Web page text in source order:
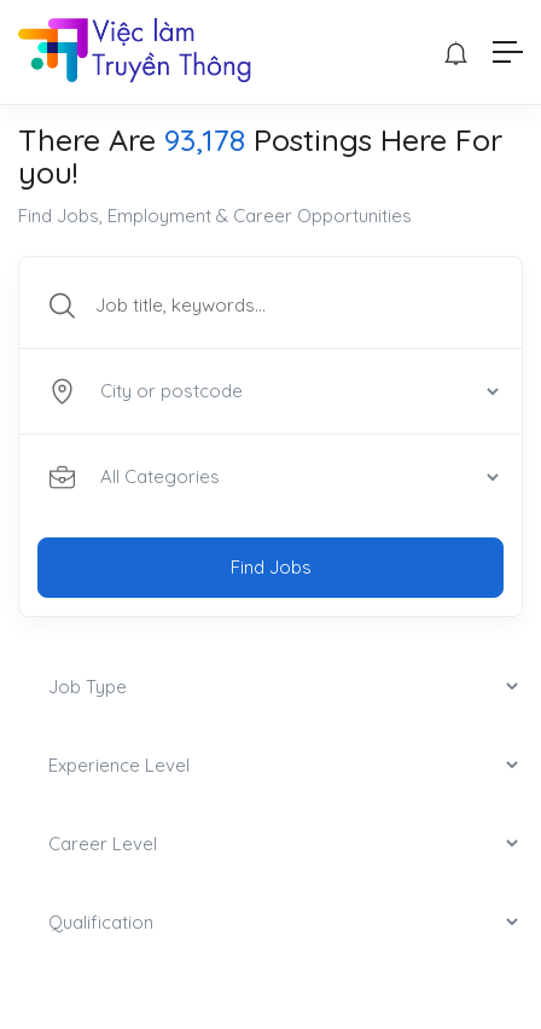
There Are 93,178 Postings Here For
you!
Find Jobs, Employment & Career Opportunities
Find Jobs